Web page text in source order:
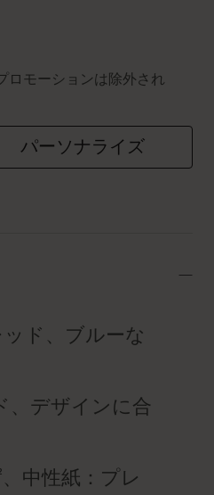
ロモーションは除外され
パーソナライズ
ド、ブルーな
、デザインに合
中性紙：プレ